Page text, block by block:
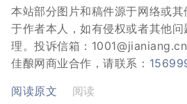
本站部分图片和稿件源于网络或
于作者本人，如有侵权或者其他
理。投诉信箱：1001@jianiang.cn
佳酿网商业合作，请联系：
阅读原文
阅读